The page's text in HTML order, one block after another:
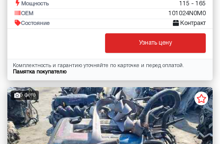
Мощность 115 - 165
OEM 101024N0M0
Состояние Контракт
Узнать цену
Комплектность и гарантию уточняйте по карточке и перед оплатой.
Памятка покупателю
5 фото